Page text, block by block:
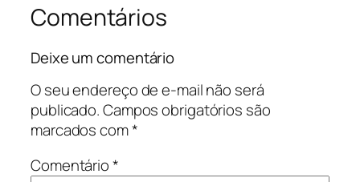
Comentários
Deixe um comentário
O seu endereço de e-mail não será
publicado.Campos obrigatórios são
marcados com*
Comentário*